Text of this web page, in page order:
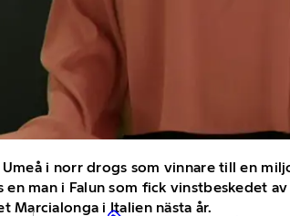
i norr drogs som vinnare till en
man i Falun som fick vinstbeskedet
Marcialonga i Italien nästa år.